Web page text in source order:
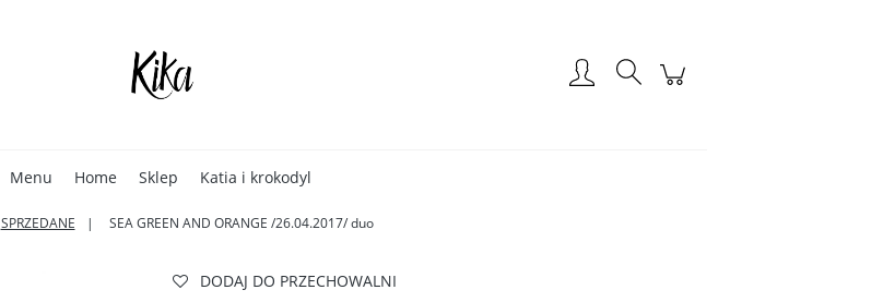
Menu Home Sklep Katia i krokodyl
SPRZEDANE SEA GREEN AND ORANGE /26.04.2017/ duo
DODAJ DO PRZECHOWALNI